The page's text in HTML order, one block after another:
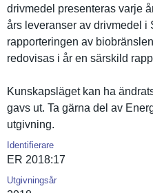
drivmedel presentera­s varje
års leveranser av drivmedel i
rapporteri­ngen av
redovisas i år en särskild
Kunskapslä­get kan ha
gavs ut. Ta gärna del av
utgivning.
Identifierare
ER 2018:17
Utgivningsår